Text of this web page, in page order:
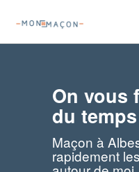
On vous
du
Maçon à
rapidement